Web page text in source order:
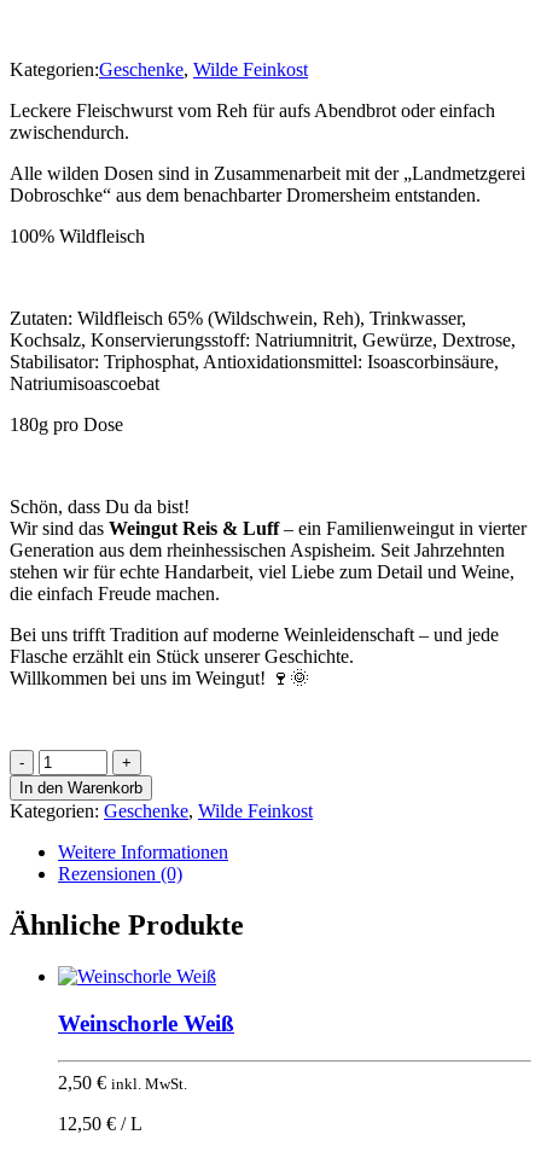
Kategorien:Geschenke, Wilde Feinkost
Leckere Fleischwurst vom Reh für aufs Abendbrot oder einfach
zwischendurch.
Alle wilden Dosen sind in Zusammenarbeit mit der „Landmetzgerei
Dobroschke“ aus dem benachbarter Dromersheim entstanden.
100% Wildfleisch
Zutaten: Wildfleisch 65% (Wildschwein, Reh), Trinkwasser,
Kochsalz, Konservierungsstoff: Natriumnitrit, Gewürze, Dextrose,
Stabilisator: Triphosphat, Antioxidationsmittel: Isoascorbinsäure,
Natriumisoascoebat
180g pro Dose
Schön, dass Du da bist!
Wir sind das Weingut Reis & Luff– ein Familienweingut in vierter
Generation aus dem rheinhessischen Aspisheim. Seit Jahrzehnten
stehen wir für echte Handarbeit, viel Liebe zum Detail und Weine,
die einfach Freude machen.
Bei uns trifft Tradition auf moderne Weinleidenschaft – und jede
Flasche erzählt ein Stück unserer Geschichte.
Willkommen bei uns im Weingut! 🍷🌞
Wilde
Fleischwurst
Menge
In den Warenkorb
Kategorien: Geschenke, Wilde Feinkost
Weitere Informationen
Rezensionen (0)
Ähnliche Produkte
Weinschorle Weiß
2,50 € inkl. MwSt.
12,50 € / L